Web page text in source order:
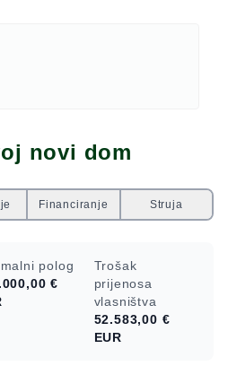
novi dom
Financiranje Struja
polog
€
Trošak
prijenosa
vlasništva
52.583,00 €
EUR